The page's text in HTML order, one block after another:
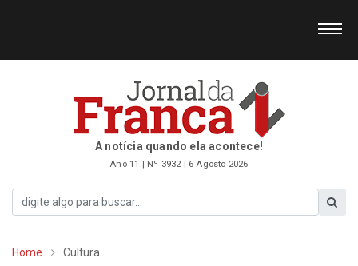
A notícia quando ela acontece!
Ano 11 | Nº 3932 | 6 Agosto 2026
Home Cultura